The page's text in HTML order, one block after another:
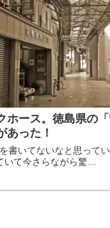
ホース。徳島県の
あった！
書いてないなと思って
て今さらながら驚...